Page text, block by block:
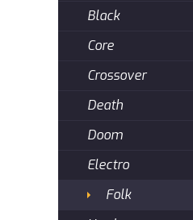
Black
Core
Crossover
Death
Doom
Electro
Folk